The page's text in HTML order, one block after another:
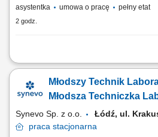
asystentka
umowa o pracę pełny etat
2 godz.
Opis stanowiska Prowadzenie precyzyjnej
zatwierdzanie uzyskanych wyników analiz.
nowoczesnymi systemami i urządzeniami
Młodszy Technik
Młodsza Techniczka
Synevo Sp. z o.o.
Łódź, ul.
praca stacjonarna